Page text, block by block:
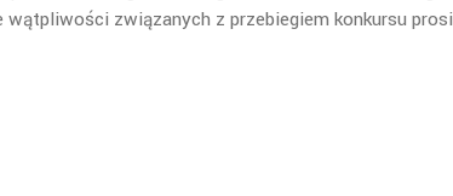
wątpliwości związanych z przebiegiem konkursu